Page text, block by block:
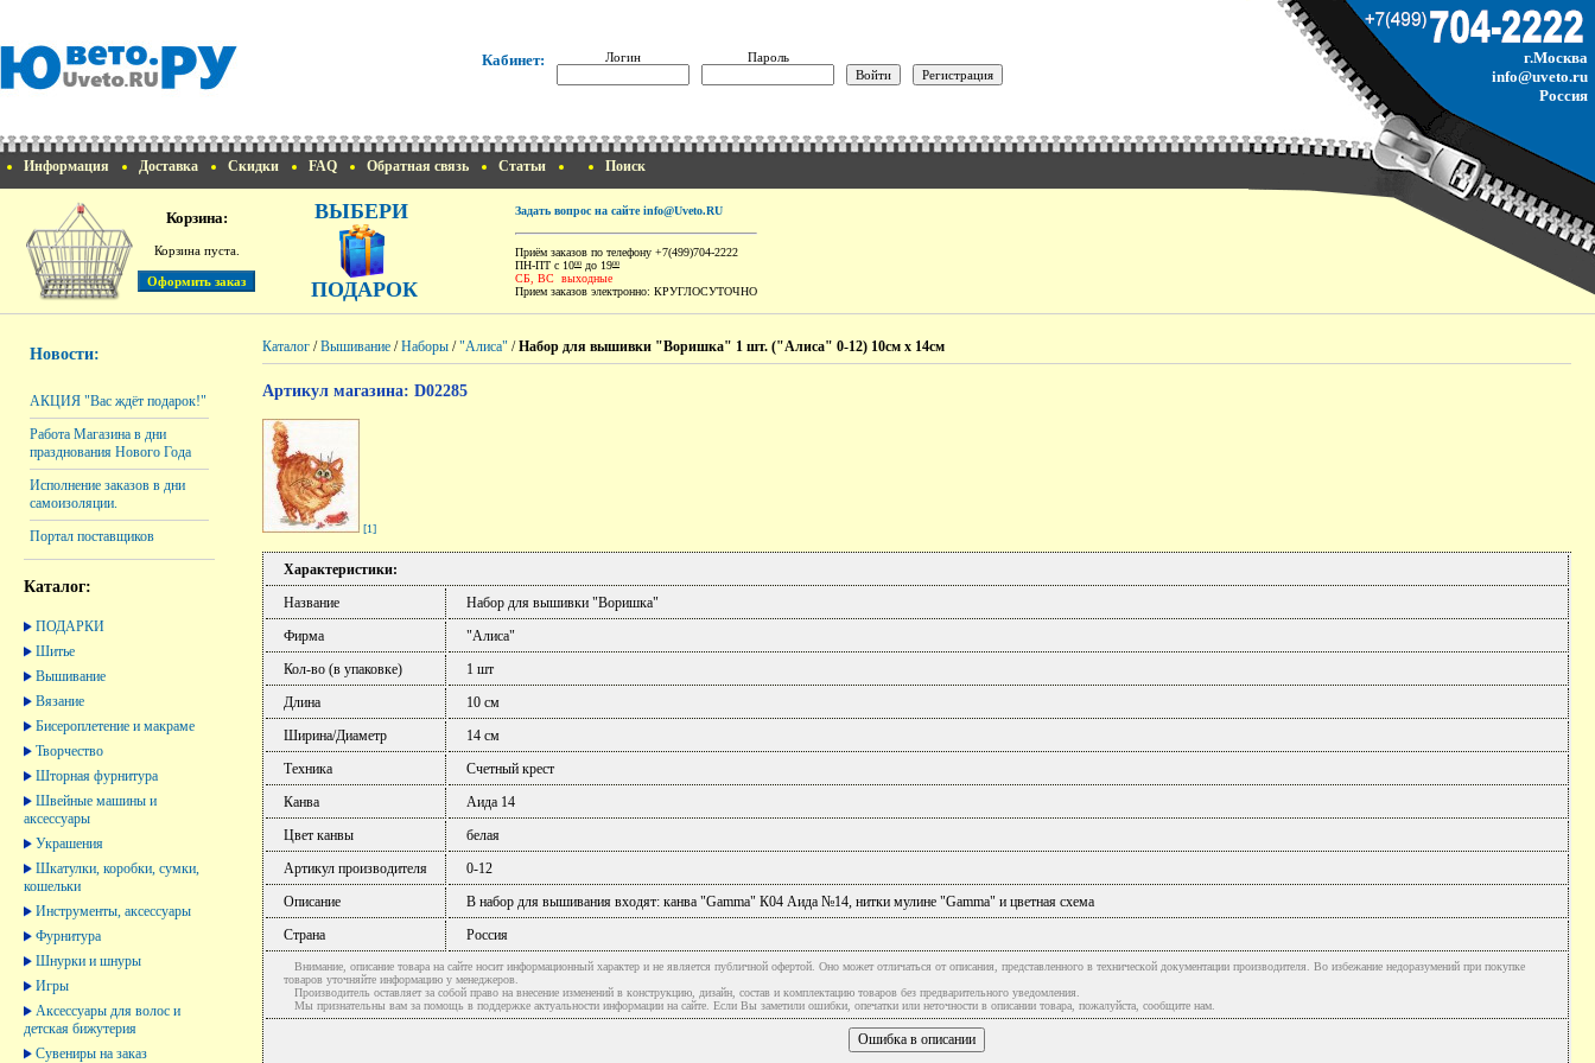
Кабинет: Логин Пароль
г.Москва
info@uveto.ru
Россия
Информация Доставка Скидки FAQ Обратная связь Статьи Поиск
Корзина:
Корзина пуста.
ВЫБЕРИ
ПОДАРОК
Задать вопрос на сайте info@Uveto.RU
Приём заказов по телефону +7(499)704-2222
ПН-ПТ с 1000 до 1900
СБ, ВС выходные
Прием заказов электронно: КРУГЛОСУТОЧНО
Новости:
АКЦИЯ "Вас ждёт подарок!"
Работа Магазина в дни
празднования Нового Года
Исполнение заказов в дни
самоизоляции.
Портал поставщиков
Каталог:
ПОДАРКИ
Шитье
Вышивание
Вязание
Бисероплетение и макраме
Творчество
Шторная фурнитура
Швейные машины и
аксессуары
Украшения
Шкатулки, коробки, сумки,
кошельки
Инструменты, аксессуары
Фурнитура
Шнурки и шнуры
Игры
Аксессуары для волос и
детская бижутерия
Сувениры на заказ
Каталог /Вышивание /Наборы /"Алиса" /Набор для вышивки "Воришка" 1 шт. ("Алиса" 0-12) 10см х 14см
Артикул магазина: D02285
[1]
Характеристики:
Название
Набор для вышивки "Воришка"
Фирма
"Алиса"
Кол-во (в упаковке)
1 шт
Длина
10 см
Ширина/Диаметр
14 см
Техника
Счетный крест
Канва
Аида 14
Цвет канвы
белая
Артикул производителя
0-12
Описание
В набор для вышивания входят: канва "Gammа" К04 Аида №14, нитки мулине "Gammа" и цветная схема
Страна
Россия
Внимание, описание товара на сайте носит информационный характер и не является публичной офертой. Оно может отличаться от описания, представленного в технической документации производителя. Во избежание недоразумений при покупке
товаров уточняйте информацию у менеджеров.
Производитель оставляет за собой право на внесение изменений в конструкцию, дизайн, состав и комплектацию товаров без предварительного уведомления.
Мы признательны вам за помощь в поддержке актуальности информации на сайте. Если Вы заметили ошибки, опечатки или неточности в описании товара, пожалуйста, сообщите нам.